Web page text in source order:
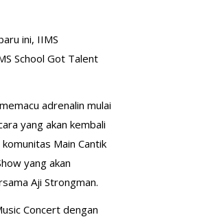
ini, IIMS
School Got Talent
adrenalin mulai
yang akan kembali
Main Cantik
yang akan
Aji Strongman.
Concert dengan